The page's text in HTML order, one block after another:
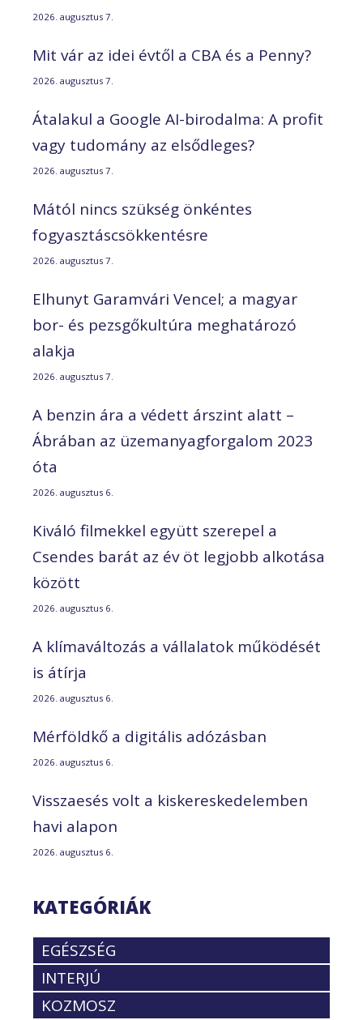
2026. augusztus 7.
Mit vár az idei évtől a CBA és a Penny?
2026. augusztus 7.
Átalakul a Google AI-birodalma: A profit
vagy tudomány az elsődleges?
2026. augusztus 7.
Mától nincs szükség önkéntes
fogyasztáscsökkentésre
2026. augusztus 7.
Elhunyt Garamvári Vencel; a magyar
bor- és pezsgőkultúra meghatározó
alakja
2026. augusztus 7.
A benzin ára a védett árszint alatt –
Ábrában az üzemanyagforgalom 2023
óta
2026. augusztus 6.
Kiváló filmekkel együtt szerepel a
Csendes barát az év öt legjobb alkotása
között
2026. augusztus 6.
A klímaváltozás a vállalatok működését
is átírja
2026. augusztus 6.
Mérföldkő a digitális adózásban
2026. augusztus 6.
Visszaesés volt a kiskereskedelemben
havi alapon
2026. augusztus 6.
KATEGÓRIÁK
EGÉSZSÉG
INTERJÚ
KOZMOSZ